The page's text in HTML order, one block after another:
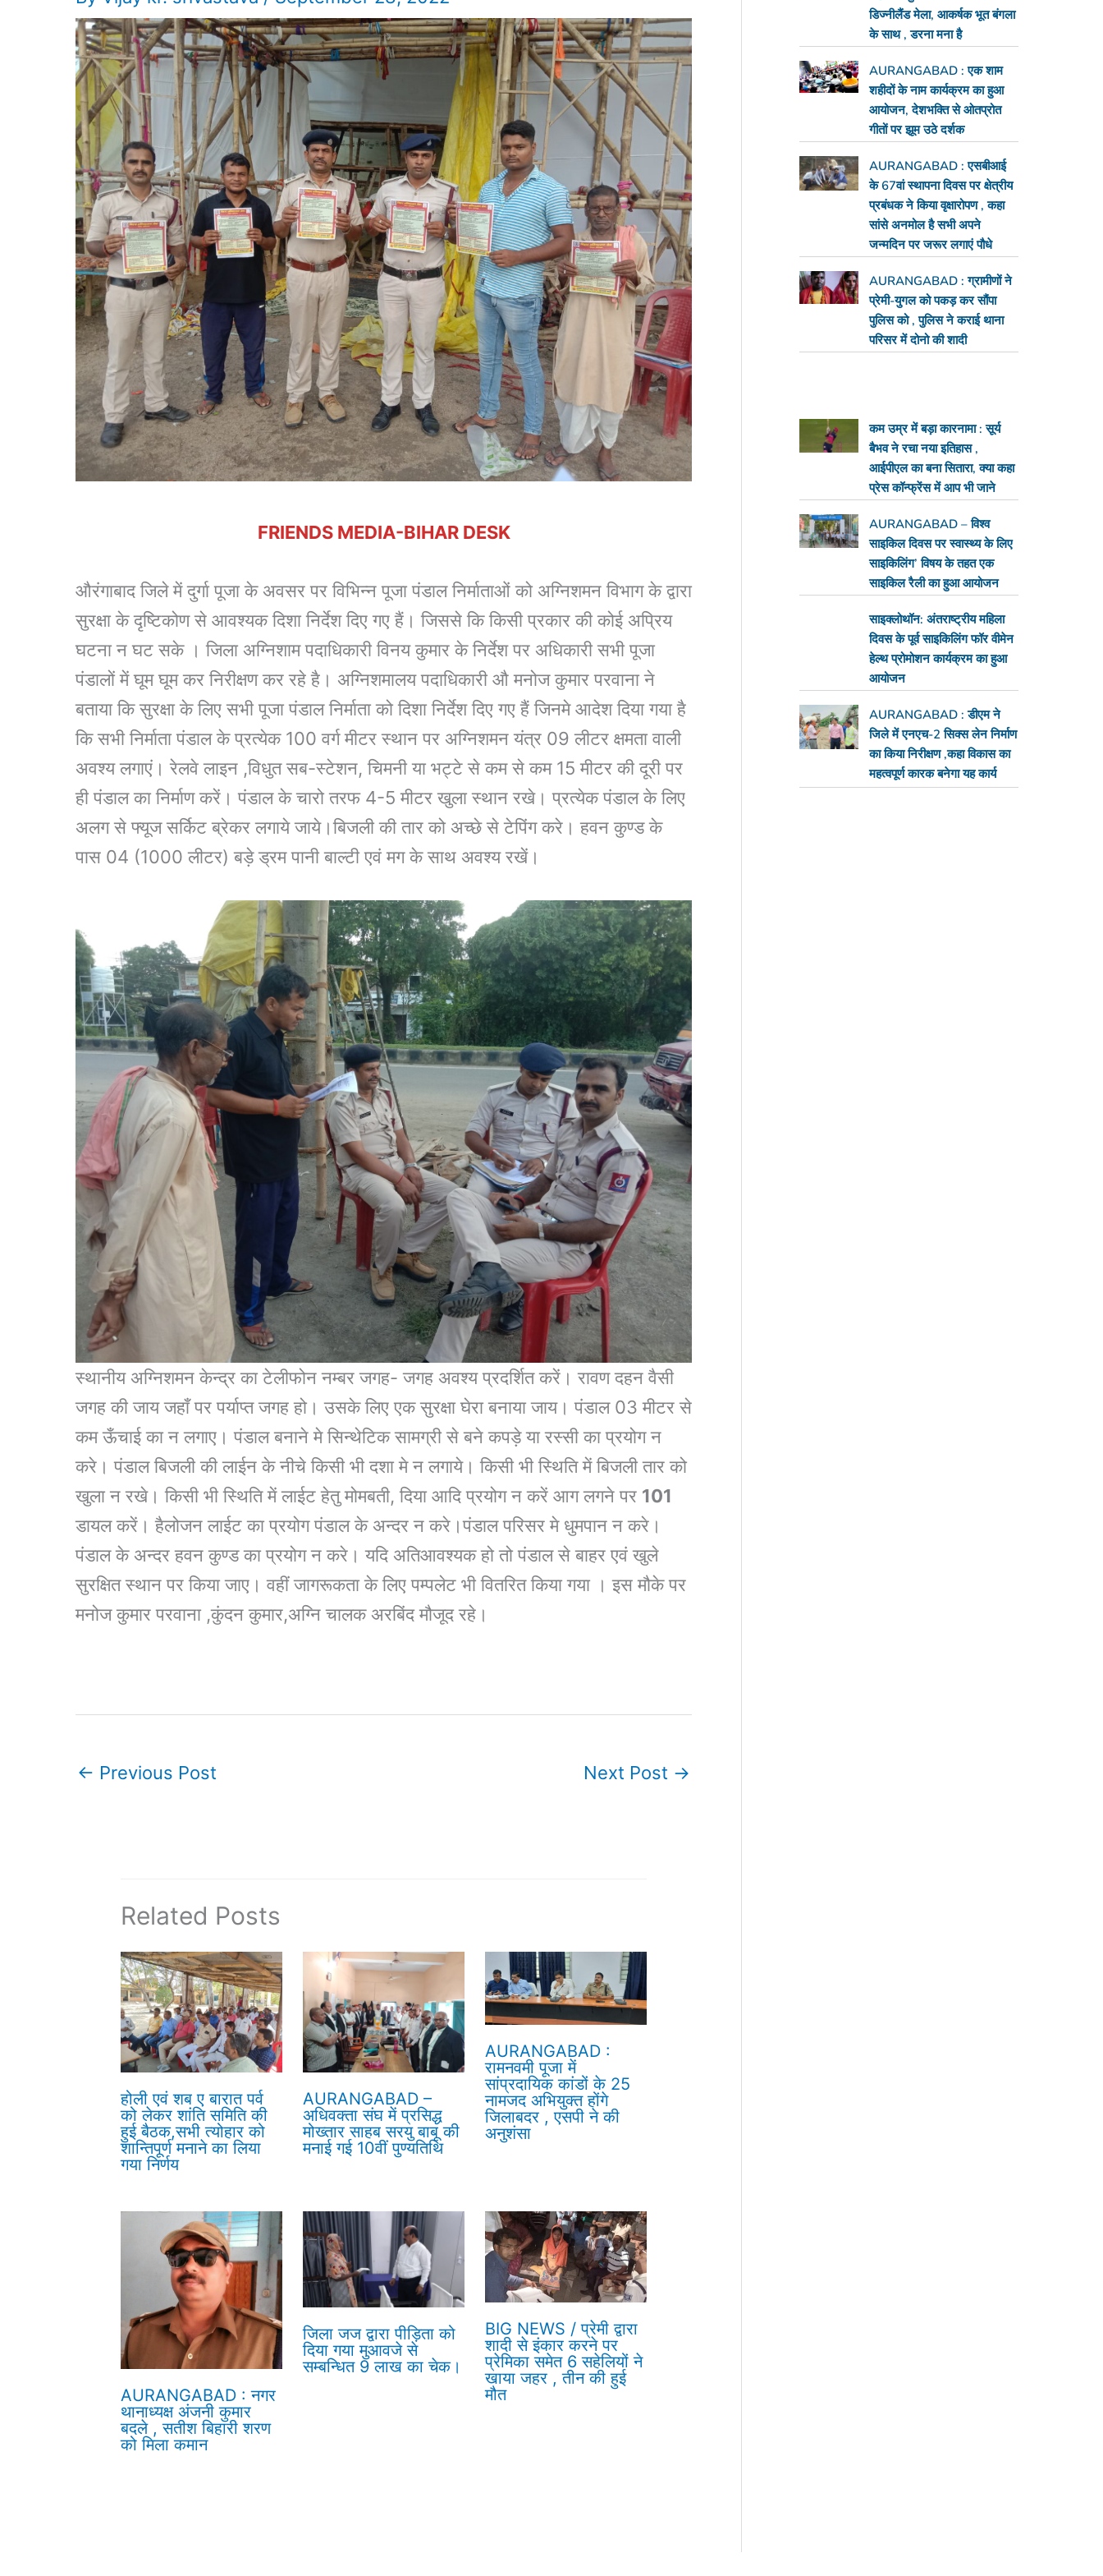
FRIENDS MEDIA-BIHAR DESK
औरंगाबाद जिले में दुर्गा पूजा के अवसर पर विभिन्न पूजा पंडाल निर्माताओं को अग्निशमन विभाग के द्वारा
सुरक्षा के दृष्टिकोण से आवश्यक दिशा निर्देश दिए गए हैं। जिससे कि किसी प्रकार की कोई अप्रिय
घटना न घट सके । जिला अग्निशाम पदाधिकारी विनय कुमार के निर्देश पर अधिकारी सभी पूजा
पंडालों में घूम घूम कर निरीक्षण कर रहे है। अग्निशमालय पदाधिकारी औ मनोज कुमार परवाना ने
बताया कि सुरक्षा के लिए सभी पूजा पंडाल निर्माता को दिशा निर्देश दिए गए हैं जिनमे आदेश दिया गया है
कि सभी निर्माता पंडाल के प्रत्येक 100 वर्ग मीटर स्थान पर अग्निशमन यंत्र 09 लीटर क्षमता वाली
अवश्य लगाएं। रेलवे लाइन ,विधुत सब-स्टेशन, चिमनी या भट्टे से कम से कम 15 मीटर की दूरी पर
ही पंडाल का निर्माण करें। पंडाल के चारो तरफ 4-5 मीटर खुला स्थान रखे। प्रत्येक पंडाल के लिए
अलग से फ्यूज सर्किट ब्रेकर लगाये जाये।बिजली की तार को अच्छे से टेपिंग करे। हवन कुण्ड के
पास 04 (1000 लीटर) बड़े ड्रम पानी बाल्टी एवं मग के साथ अवश्य रखें।
स्थानीय अग्निशमन केन्द्र का टेलीफोन नम्बर जगह- जगह अवश्य प्रदर्शित करें। रावण दहन वैसी
जगह की जाय जहाँ पर पर्याप्त जगह हो। उसके लिए एक सुरक्षा घेरा बनाया जाय। पंडाल 03 मीटर से
कम ऊँचाई का न लगाए। पंडाल बनाने मे सिन्थेटिक सामग्री से बने कपड़े या रस्सी का प्रयोग न
करे। पंडाल बिजली की लाईन के नीचे किसी भी दशा मे न लगाये। किसी भी स्थिति में बिजली तार को
खुला न रखे। किसी भी स्थिति में लाईट हेतु मोमबती, दिया आदि प्रयोग न करें आग लगने पर 101
डायल करें। हैलोजन लाईट का प्रयोग पंडाल के अन्दर न करे।पंडाल परिसर मे धुमपान न करे।
पंडाल के अन्दर हवन कुण्ड का प्रयोग न करे। यदि अतिआवश्यक हो तो पंडाल से बाहर एवं खुले
सुरक्षित स्थान पर किया जाए। वहीं जागरूकता के लिए पम्पलेट भी वितरित किया गया । इस मौके पर
मनोज कुमार परवाना ,कुंदन कुमार,अग्नि चालक अरबिंद मौजूद रहे।
← Previous Post Next Post →
Related Posts
होली एवं शब ए बारात पर्व
को लेकर शांति समिति की
हुई बैठक,सभी त्योहार को
शान्तिपूर्ण मनाने का लिया
गया निर्णय
AURANGABAD –
अधिवक्ता संघ में प्रसिद्ध
मोख्तार साहब सरयु बाबू की
मनाई गई 10वीं पुण्यतिथि
AURANGABAD :
रामनवमी पूजा में
सांप्रदायिक कांडों के 25
नामजद अभियुक्त होंगे
जिलाबदर , एसपी ने की
अनुशंसा
AURANGABAD : नगर
थानाध्यक्ष अंजनी कुमार
बदले , सतीश बिहारी शरण
को मिला कमान
जिला जज द्वारा पीड़िता को
दिया गया मुआवजे से
सम्बन्धित 9 लाख का चेक।
BIG NEWS / प्रेमी द्वारा
शादी से इंकार करने पर
प्रेमिका समेत 6 सहेलियों ने
खाया जहर , तीन की हुई
मौत
डिज्नीलैंड मेला, आकर्षक भूत बंगला
के साथ , डरना मना है
AURANGABAD : एक शाम
शहीदों के नाम कार्यक्रम का हुआ
आयोजन, देशभक्ति से ओतप्रोत
गीतों पर झूम उठे दर्शक
AURANGABAD : एसबीआई
के 67वां स्थापना दिवस पर क्षेत्रीय
प्रबंधक ने किया वृक्षारोपण , कहा
सांसे अनमोल है सभी अपने
जन्मदिन पर जरूर लगाएं पौधे
AURANGABAD : ग्रामीणों ने
प्रेमी-युगल को पकड़ कर सौंपा
पुलिस को , पुलिस ने कराई थाना
परिसर में दोनो की शादी
कम उम्र में बड़ा कारनामा : सूर्य
बैभव ने रचा नया इतिहास ,
आईपीएल का बना सितारा, क्या कहा
प्रेस कॉन्फ्रेंस में आप भी जाने
AURANGABAD – विश्व
साइकिल दिवस पर स्वास्थ्य के लिए
साइकिलिंग’ विषय के तहत एक
साइकिल रैली का हुआ आयोजन
साइक्लोथॉन: अंतराष्ट्रीय महिला
दिवस के पूर्व साइकिलिंग फॉर वीमेन
हेल्थ प्रोमोशन कार्यक्रम का हुआ
आयोजन
AURANGABAD : डीएम ने
जिले में एनएच-2 सिक्स लेन निर्माण
का किया निरीक्षण ,कहा विकास का
महत्वपूर्ण कारक बनेगा यह कार्य